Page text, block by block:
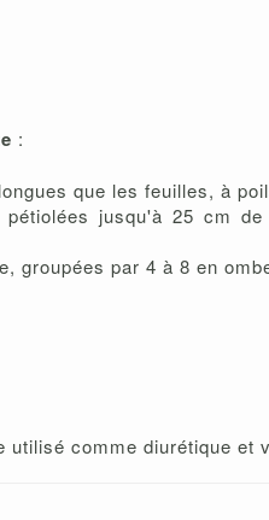
:
que les feuilles, à
jusqu'à 25 cm
groupées par 4 à 8 en
utilisé comme diurétique et